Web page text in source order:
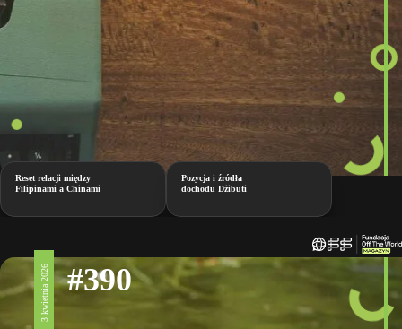
Reset relacji między
Filipinami a Chinami
Pozycja i źródła
dochodu Dżibuti
3 kwietnia 2026 #390